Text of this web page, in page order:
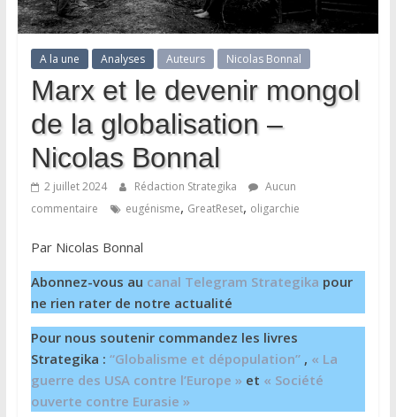
A la une Analyses Auteurs Nicolas Bonnal
Marx et le devenir mongol
de la globalisation –
Nicolas Bonnal
2 juillet 2024 Rédaction Strategika
Aucun
commentaire
eugénisme, GreatReset, oligarchie
Par Nicolas Bonnal
Abonnez-vous au canal Telegram Strategika pour
ne rien rater de notre actualité
Pour nous soutenir commandez les livres
Strategika : “Globalisme et dépopulation”, « La
guerre des USA contre l’Europe » et « Société
ouverte contre Eurasie »